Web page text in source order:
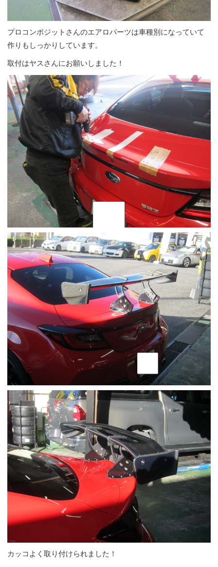
プロコンポジットさんのエアロパーツは車種別になっていて
作りもしっかりしています。
取付はヤスさんにお願いしました！
カッコよく取り付けられました！